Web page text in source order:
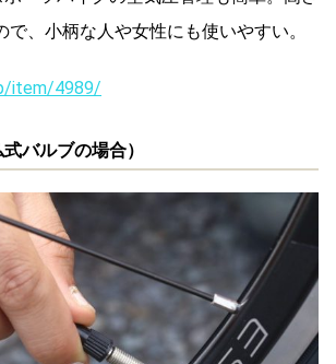
で、小柄な人や女性にも使いやすい。
item/4989/
バルブの場合）